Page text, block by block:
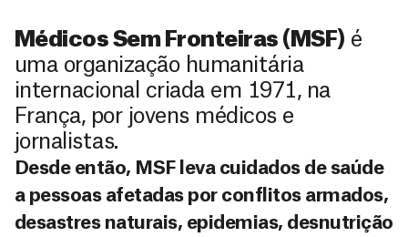
Médicos Sem Fronteiras (MSF) é
uma organização humanitária
internacional criada em 1971, na
França, por jovens médicos e
jornalistas.
Desde então, MSF leva cuidados de saúde
a pessoas afetadas por conflitos armados,
desastres naturais, epidemias, desnutrição